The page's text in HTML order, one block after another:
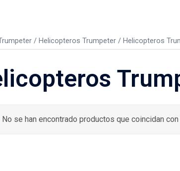
/ Helicopteros Trumpeter/ Helicopteros
No se han encontrado productos que coincidan